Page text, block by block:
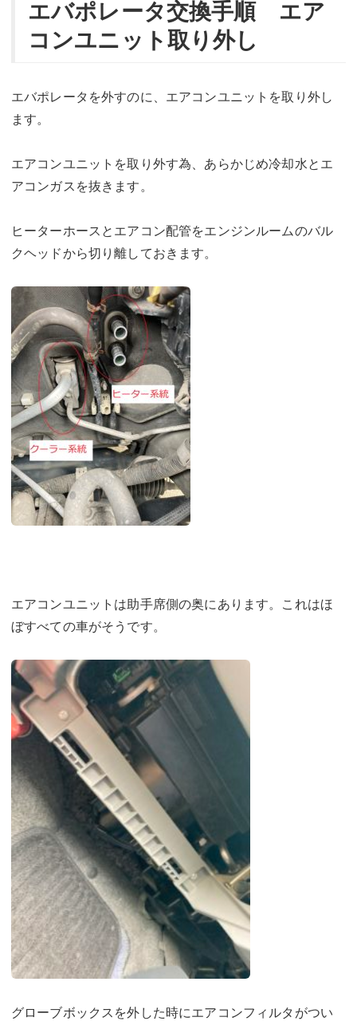
エバポレータ交換手順 エア
コンユニット取り外し
エバポレータを外すのに、エアコンユニットを取り外し
ます。
エアコンユニットを取り外す為、あらかじめ冷却水とエ
アコンガスを抜きます。
ヒーターホースとエアコン配管をエンジンルームのバル
クヘッドから切り離しておきます。
エアコンユニットは助手席側の奥にあります。これはほ
ぼすべての車がそうです。
グローブボックスを外した時にエアコンフィルタがつい